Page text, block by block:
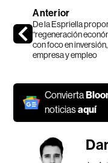
Anterior
De la Espriella
“regeneración
con foco en inversión,
empresa y empleo
Convierta
noticiasaquí